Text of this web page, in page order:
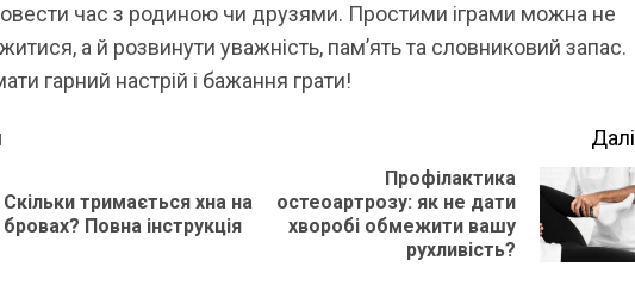
час з родиною чи друзями. Простими іграми можна не
а й розвинути уважність, пам’ять та словниковий запас.
гарний настрій і бажання грати!
Попередній
запис:
Скільки тримається хна на
бровах? Повна інструкція
Далі
Наступний
запис:
Профілактика
остеоартрозу: як не дати
хворобі обмежити вашу
рухливість?